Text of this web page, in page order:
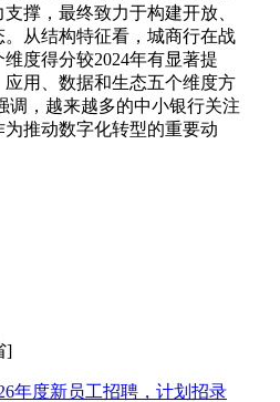
撑，最终致力于构建开放、
从结构特征看，城商行在战
度得分较2024年有显著提
用、数据和生态五个维度方
调，越来越多的中小银行关注
推动数字化转型的重要动
]
年度新员工招聘，计划招录